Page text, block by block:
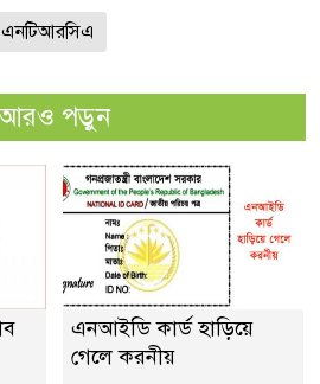
এনটিআরসিএ
আরও পড়ুন
এনআইডি কার্ড হাড়িয়ে
গেলে করনীয়